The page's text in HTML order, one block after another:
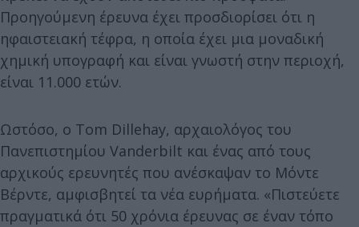
Προηγούμενη έρευνα έχει προσδιορίσει ότι η
ηφαιστειακή τέφρα, η οποία έχει μια μοναδική
χημική υπογραφή και είναι γνωστή στην περιοχή,
είναι 11.000 ετών.
Ωστόσο, ο Tom Dillehay, αρχαιολόγος του
Πανεπιστημίου Vanderbilt και ένας από τους
αρχικούς ερευνητές που ανέσκαψαν το Μόντε
Βέρντε, αμφισβητεί τα νέα ευρήματα. «Πιστεύετε
πραγματικά ότι 50 χρόνια έρευνας σε έναν τόπο